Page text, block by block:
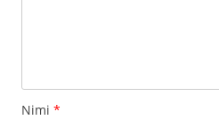
Nimi *